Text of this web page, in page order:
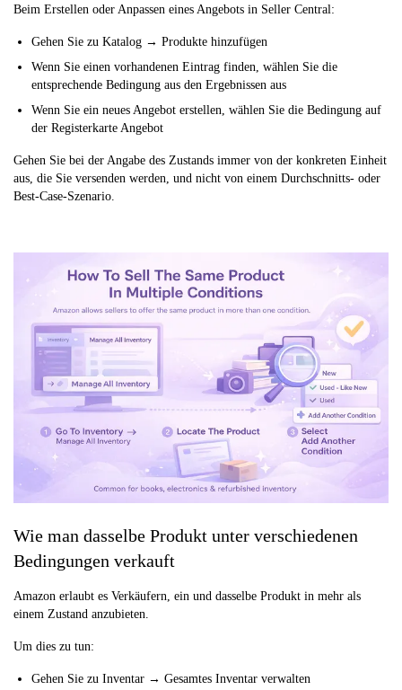
Beim Erstellen oder Anpassen eines Angebots in Seller Central:
Gehen Sie zu Katalog → Produkte hinzufügen
Wenn Sie einen vorhandenen Eintrag finden, wählen Sie die
entsprechende Bedingung aus den Ergebnissen aus
Wenn Sie ein neues Angebot erstellen, wählen Sie die Bedingung auf
der Registerkarte Angebot
Gehen Sie bei der Angabe des Zustands immer von der konkreten Einheit
aus, die Sie versenden werden, und nicht von einem Durchschnitts- oder
Best-Case-Szenario.
Wie man dasselbe Produkt unter verschiedenen
Bedingungen verkauft
Amazon erlaubt es Verkäufern, ein und dasselbe Produkt in mehr als
einem Zustand anzubieten.
Um dies zu tun:
Gehen Sie zu Inventar → Gesamtes Inventar verwalten